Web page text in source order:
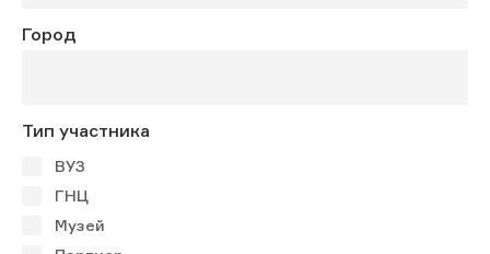
Город
Тип участника
ВУЗ
ГНЦ
Музей